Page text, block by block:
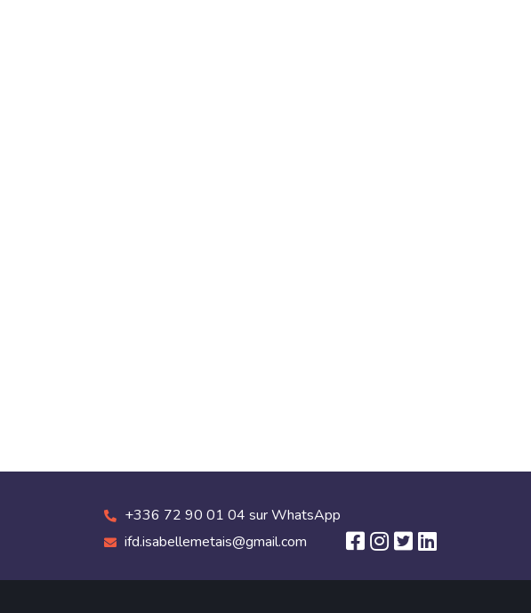
+336 72 90 01 04 sur WhatsApp
ifd.isabellemetais@gmail.com